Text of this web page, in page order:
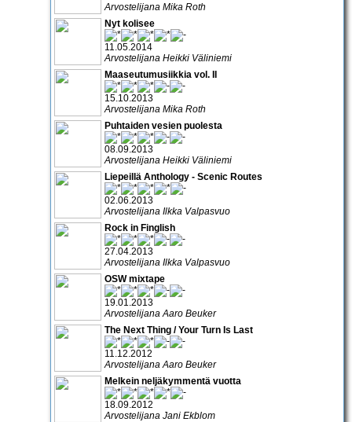
Arvostelijana Mika Roth
Nyt kolisee
11.05.2014
Arvostelijana Heikki Väliniemi
Maaseutumusiikkia vol. II
15.10.2013
Arvostelijana Mika Roth
Puhtaiden vesien puolesta
08.09.2013
Arvostelijana Heikki Väliniemi
Liepeillä Anthology - Scenic Routes
02.06.2013
Arvostelijana Ilkka Valpasvuo
Rock in Finglish
27.04.2013
Arvostelijana Ilkka Valpasvuo
OSW mixtape
19.01.2013
Arvostelijana Aaro Beuker
The Next Thing / Your Turn Is Last
11.12.2012
Arvostelijana Aaro Beuker
Melkein neljäkymmentä vuotta
18.09.2012
Arvostelijana Jani Ekblom